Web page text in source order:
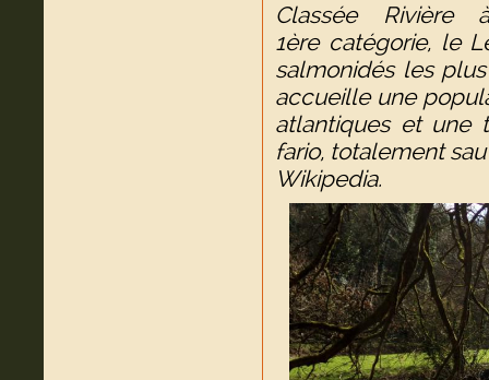
Classée Rivière
1ère catégorie, le
salmonidés les
accueille une
atlantiques et une
fario, totalement
Wikipedia.